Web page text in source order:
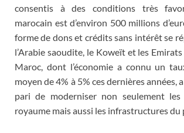
consentis à des conditions très
marocain est d’environ 500 millions
forme de dons et crédits sans intérêt se
l’Arabie saoudite, le Koweït et les
Maroc, dont l’économie a connu un
moyen de 4% à 5% ces dernières années,
pari de moderniser non seulement
royaume mais aussi les infrastructures du